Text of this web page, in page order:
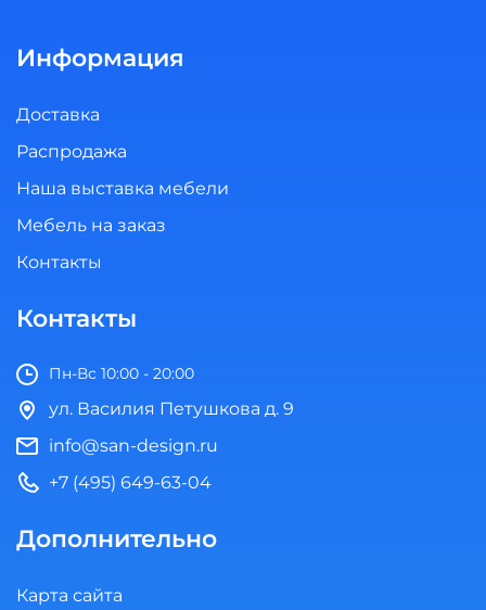
Информация
Доставка
Распродажа
Наша выставка мебели
Мебель на заказ
Контакты
Контакты
Пн-Вс 10:00 - 20:00
ул. Василия Петушкова д. 9
info@san-design.ru
+7 (495) 649-63-04
Дополнительно
Карта сайта